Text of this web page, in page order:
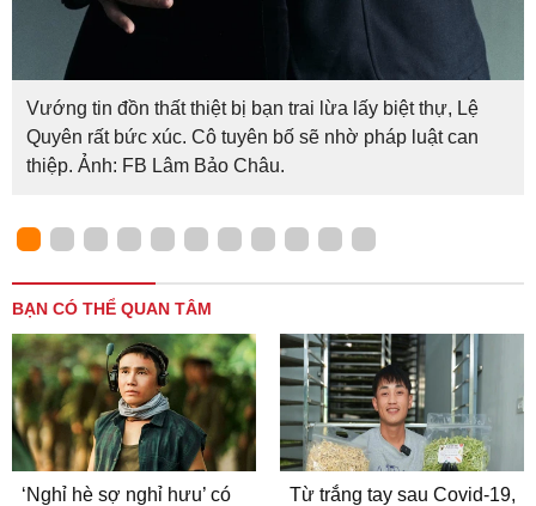
Vướng tin đồn thất thiệt bị bạn trai lừa lấy biệt thự, Lệ
Quyên rất bức xúc. Cô tuyên bố sẽ nhờ pháp luật can
thiệp. Ảnh: FB Lâm Bảo Châu.
BẠN CÓ THỂ QUAN TÂM
‘Nghỉ hè sợ nghỉ hưu’ có
Từ trắng tay sau Covid-19,